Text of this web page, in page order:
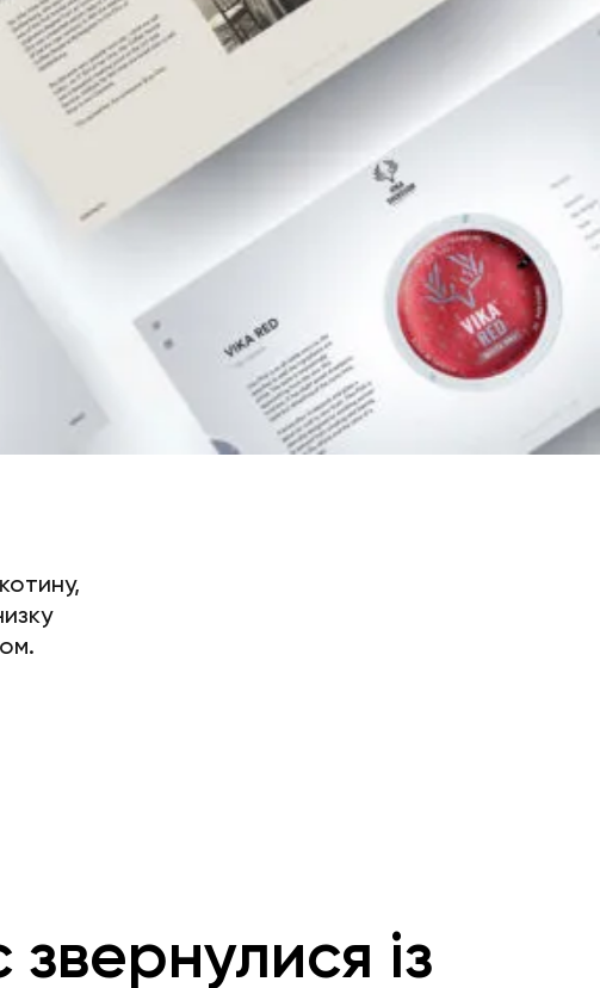
із